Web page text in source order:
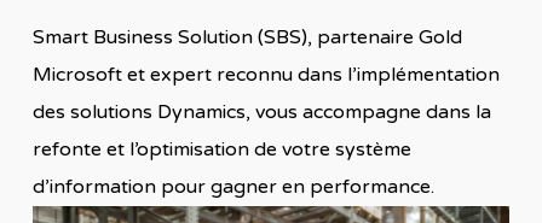
Smart Business Solution (SBS), partenaire Gold
Microsoft et expert reconnu dans l’implémentation
des solutions Dynamics, vous accompagne dans la
refonte et l’optimisation de votre système
d’information pour gagner en performance.